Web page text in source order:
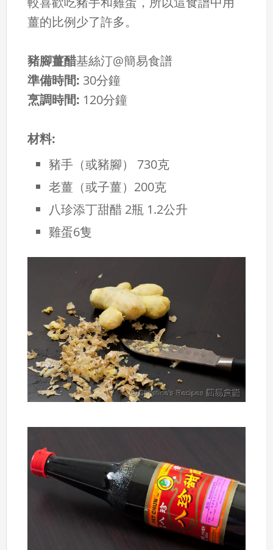
薑的比例少了許多。
豬腳薑醋基絲汀@簡易食譜
準備時間: 30分鐘
烹調時間: 120分鐘
材料:
豬手（或豬腳）
730克
老薑（或子薑） 200克
八珍添丁甜醋 2瓶 1.2公升
雞蛋6隻